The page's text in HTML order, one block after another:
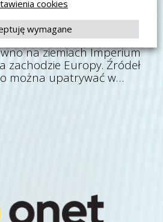
przetłumaczony na
i niemiecki — zdobył
na ziemiach Imperium
zachodzie Europy. Źródeł
można upatrywać w…
cookies
wymagane